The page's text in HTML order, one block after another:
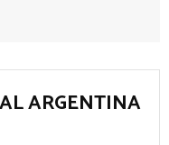
ARGENTINA